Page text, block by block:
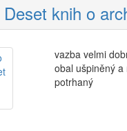
knih o
vazba velmi
obal ušpiněný a
potrhaný